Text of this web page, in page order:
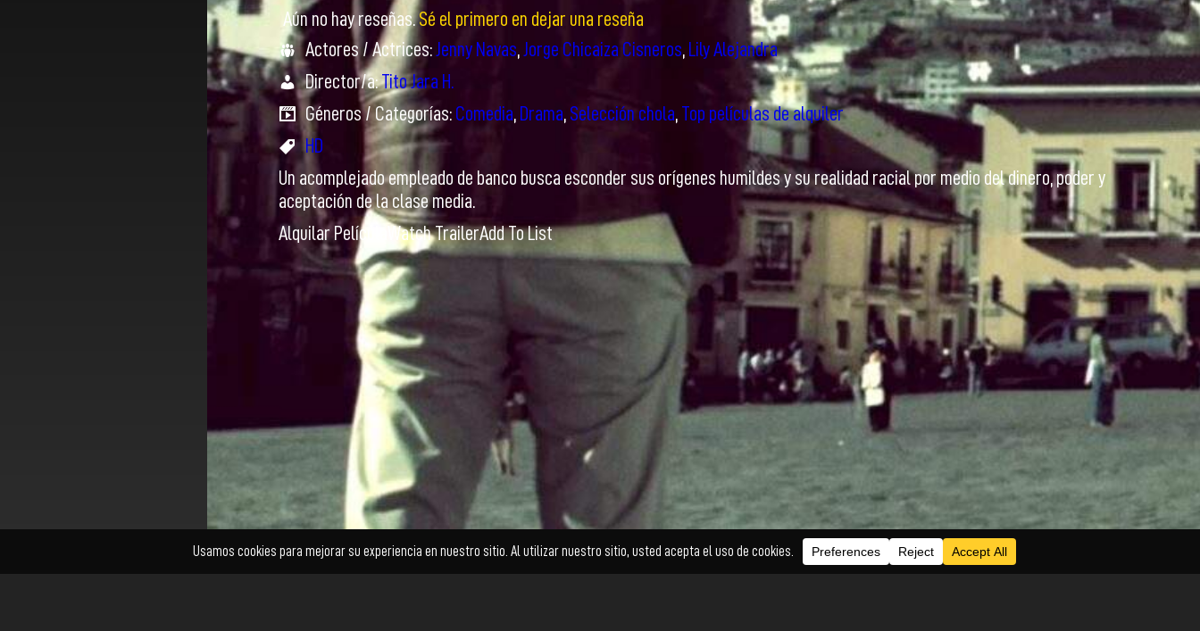
Aún no hay reseñas.Sé el primero en dejar una reseña
Actores / Actrices:Jenny Navas,Jorge Chicaiza Cisneros, Lily Alejandra
Director/a:Tito Jara H.
Géneros / Categorías: Comedia, Drama, Selección chola, Top películas de alquiler
HD
Un acomplejado empleado de banco busca esconder sus orígenes humildes y su realidad racial por medio del dinero, poder y
aceptación de la clase media.
Alquilar Película
Watch TrailerAdd To List